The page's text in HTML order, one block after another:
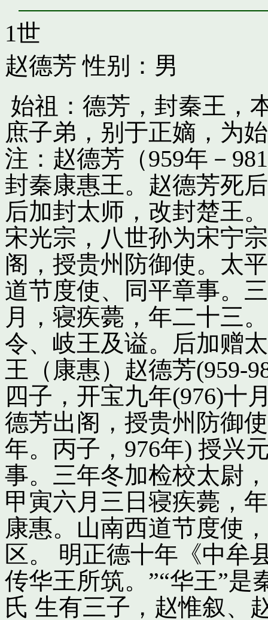
1世
赵德芳 性别：男
始祖：德芳，封秦王，
庶子弟，别于正嫡，为
注：赵德芳（959年－
封秦康惠王。赵德芳死
后加封太师，改封楚王
宋光宗，八世孙为宋宁
阁，授贵州防御使。太
道节度使、同平章事。
月，寝疾薨，年二十三
令、岐王及谥。后加赠
王（康惠）赵德芳(959-
四子，开宝九年(976)十
德芳出阁，授贵州防御
年。丙子，976年) 授兴
事。三年冬加检校太尉
甲寅六月三日寝疾薨，
康惠。山南西道节度使
区。 明正德十年《中牟
传华王所筑。”“华王”是
氏 生有三子，赵惟叙、